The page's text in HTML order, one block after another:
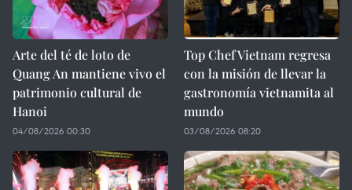
Arte del té de loto de
Quang An mantiene vivo el
patrimonio cultural de
Hanoi
04/08/2026 00:30
Top Chef Vietnam regresa
con la misión de llevar la
gastronomía vietnamita al
mundo
03/08/2026 08:20